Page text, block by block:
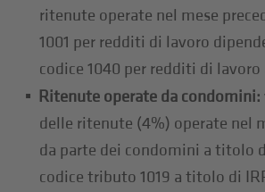
ritenute operate nel mese
1001 per redditi di lavoro
codice 1040 per redditi di
Ritenute operate da condomini:
delle ritenute (4%) operate nel
da parte dei condomini a titolo
codice tributo 1019 a titolo di